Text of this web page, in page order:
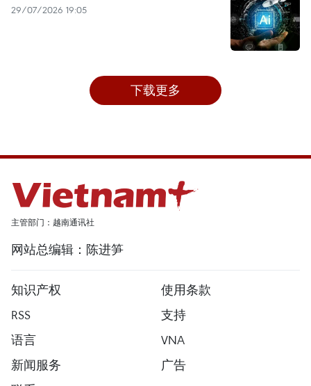
29/07/2026 19:05
下载更多
主管部门：越南通讯社
网站总编辑：陈进笋
知识产权
使用条款
RSS
支持
语言
VNA
新闻服务
广告